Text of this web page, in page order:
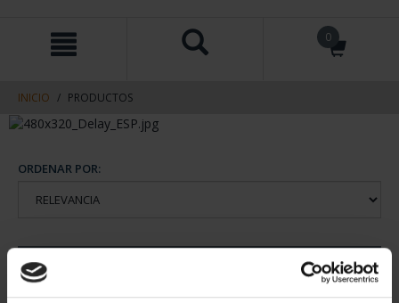
contenido
navegacin
0
INICIO PRODUCTOS
ORDENAR POR: